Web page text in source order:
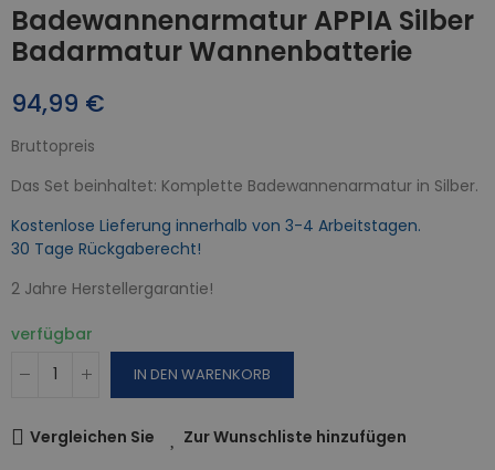
Badewannenarmatur APPIA Silber
Badarmatur Wannenbatterie
94,99 €
Bruttopreis
Das Set beinhaltet: Komplette Badewannenarmatur in Silber.
Kostenlose Lieferung innerhalb von 3-4 Arbeitstagen.
30 Tage Rückgaberecht!
2 Jahre Herstellergarantie!
verfügbar
IN DEN WARENKORB
Vergleichen Sie Zur Wunschliste hinzufügen